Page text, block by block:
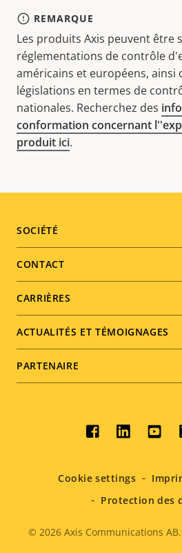
REMARQUE
Les produits Axis peuvent être
réglementations de contrôle
américains et européens, ainsi
législations en termes de
nationales. Recherchez des
conformation concernant
produit ici.
Footer
menu
SOCIÉTÉ
CONTACT
CARRIÈRES
ACTUALITÉS ET TÉMOIGNAGES
PARTENAIRE
Social
menu
Legal
© 2026 Axis Communications
Cookie settings
Protection des